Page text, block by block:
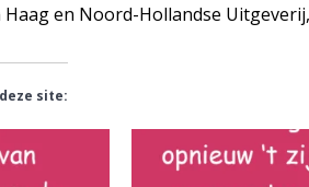
en Noord-Hollandse
site: